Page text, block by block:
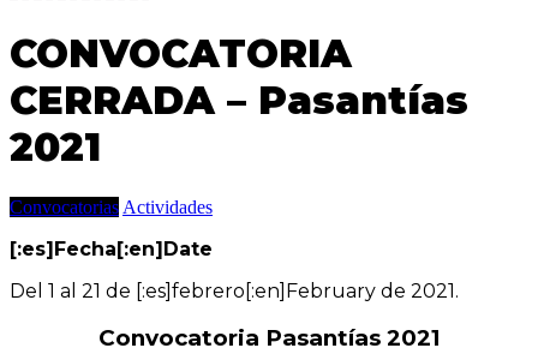
CONVOCATORIA
CERRADA – Pasantías
2021
Convocatorias Actividades
[:es]Fecha[:en]Date
Del 1 al 21 de [:es]febrero[:en]February de 2021.
Convocatoria Pasantías 2021